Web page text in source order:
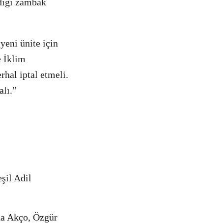
ünite için
İklim
iptal etmeli.
Adil
Akço, Özgür